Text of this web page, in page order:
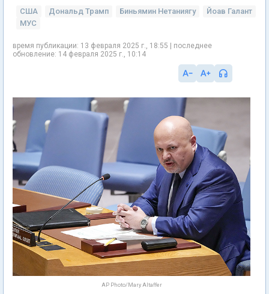
США Дональд Трамп Биньямин Нетаниягу
Йоав Галант
МУС
время публикации: 13 февраля 2025 г., 18:55 | последнее
обновление: 14 февраля 2025 г., 10:14
AP Photo/Mary Altaffer